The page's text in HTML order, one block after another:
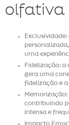
olfativa
Exclusividade: ao investir em uma identidade olfativa para loja
uma
Fidelização: a associação de um aroma específico à marca
gera uma
fidelização e
Memorização: a memória olfativa é uma das mais poderosas,
contribuindo
intensa e